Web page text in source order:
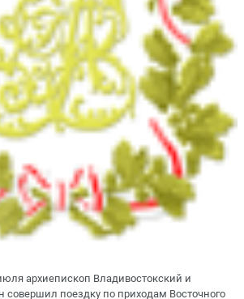
архиепископ Владивостокский и
поездку по приходам Восточного